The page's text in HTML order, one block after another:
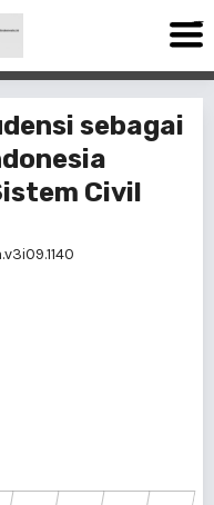
sebagai
Civil